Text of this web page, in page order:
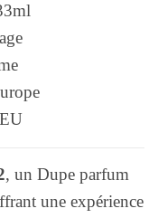
, un Dupe parfum
une expérience